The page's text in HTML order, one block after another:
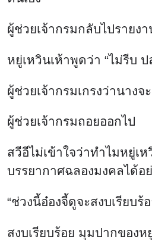
สงบเรียบร้อย มุมปากของ